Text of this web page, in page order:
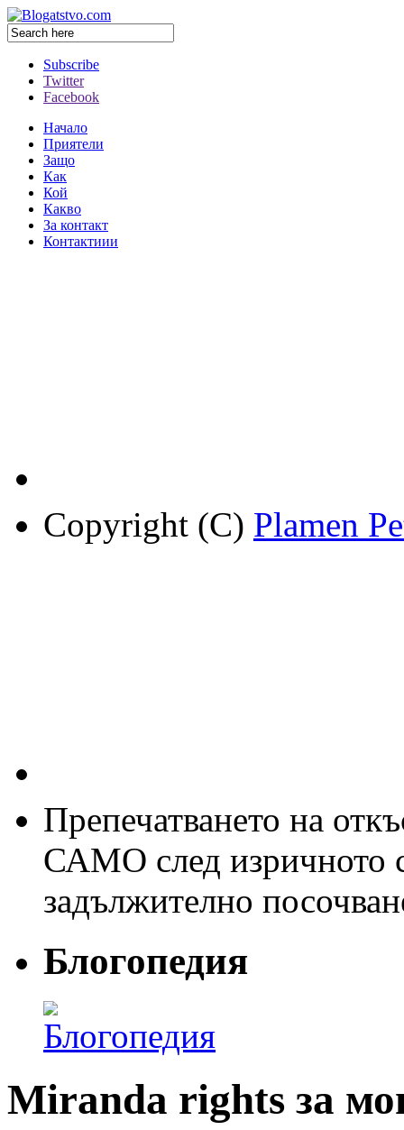
Subscribe
Twitter
Facebook
Начало
Приятели
Защо
Как
Кой
Какво
За контакт
Контактиии
Copyright (C) Plamen
Препечатването на
САМО след изричното
задължително
Блогопедия
Miranda rights за